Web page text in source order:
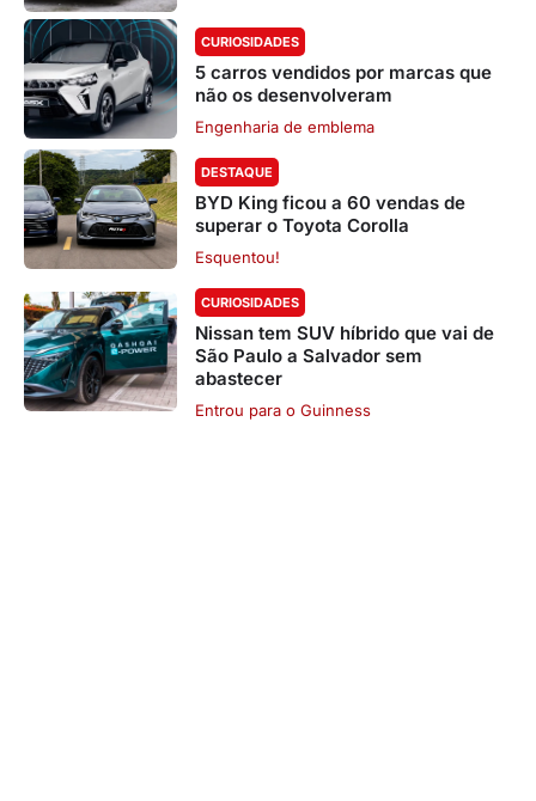
CURIOSIDADES
5 carros vendidos por marcas que
não os desenvolveram
Engenharia de emblema
DESTAQUE
BYD King ficou a 60 vendas de
superar o Toyota Corolla
Esquentou!
CURIOSIDADES
Nissan tem SUV híbrido que vai de
São Paulo a Salvador sem
abastecer
Entrou para o Guinness